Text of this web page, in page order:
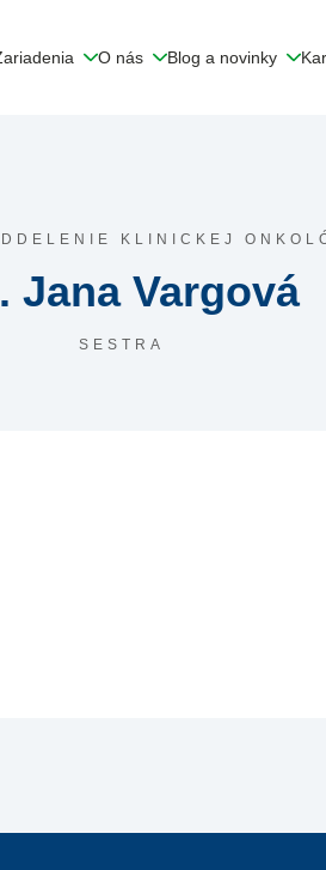
O nás Blog a novinky
KLINICKEJ
Jana Vargová
SESTRA